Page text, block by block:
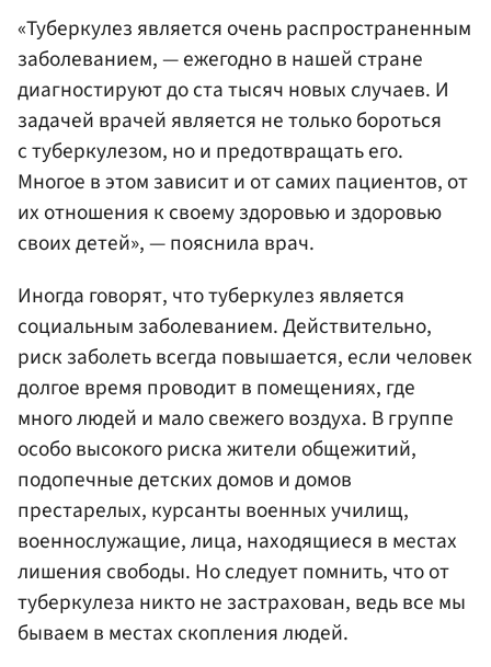
«Туберкулез является очень распространенным
заболеванием, — ежегодно в нашей стране
диагностируют до ста тысяч новых случаев. И
задачей врачей является не только бороться
с туберкулезом, но и предотвращать его.
Многое в этом зависит и от самих пациентов, от
их отношения к своему здоровью и здоровью
своих детей», — пояснила врач.
Иногда говорят, что туберкулез является
социальным заболеванием. Действительно,
риск заболеть всегда повышается, если человек
долгое время проводит в помещениях, где
много людей и мало свежего воздуха. В группе
особо высокого риска жители общежитий,
подопечные детских домов и домов
престарелых, курсанты военных училищ,
военнослужащие, лица, находящиеся в местах
лишения свободы. Но следует помнить, что от
туберкулеза никто не застрахован, ведь все мы
бываем в местах скопления людей.